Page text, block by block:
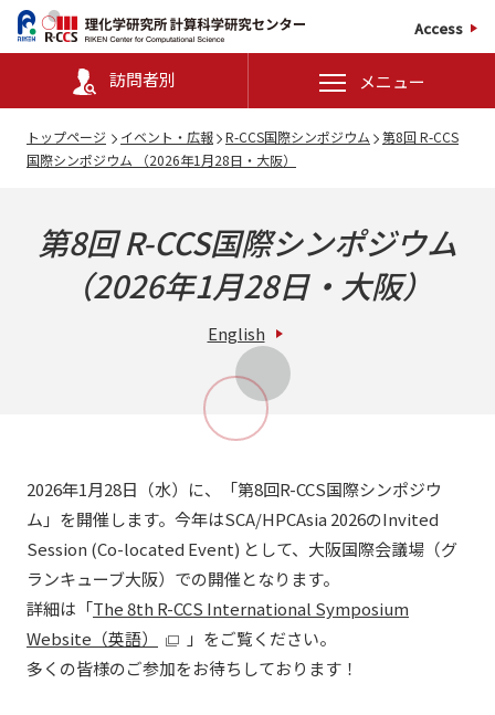
Access
訪問者別 メニュー
トップページ イベント・広報 R-CCS国際シンポジウム
第8回 R-CCS
国際シンポジウム （2026年1月28日・大阪）
第8回 R-CCS国際シンポジウム
（2026年1月28日・大阪）
English
2026年1月28日（水）に、「第8回R-CCS国際シンポジウ
ム」を開催します。今年はSCA/HPCAsia 2026のInvited
Session (Co-located Event) として、大阪国際会議場（グ
ランキューブ大阪）での開催となります。
詳細は「The 8th R-CCS International Symposium
Website （英語）
」をご覧ください。
多くの皆様のご参加をお待ちしております！